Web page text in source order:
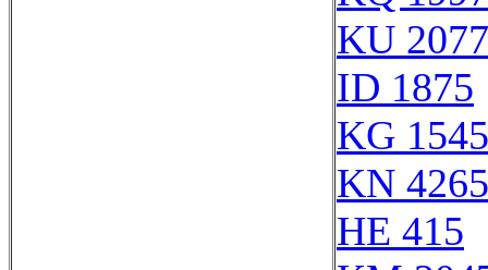
KU 2077
ID 1875
KG 1545
KN 4265
HE 415